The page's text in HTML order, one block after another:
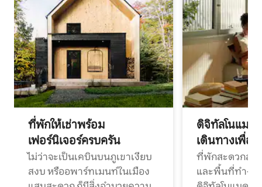
ที่พักให้เช่าพร้อม
เฟอร์นิเจอร์ครบครัน
ไม่ว่าจะเป็นเคบินบนภูเขาเงียบ
สงบ หรืออพาร์ทเมนท์ในเมือง
ดิจิทัลโนแมด
เดินทางเพื่อ
ที่พักสะดวกสบ
และพื้นที่ทำงา